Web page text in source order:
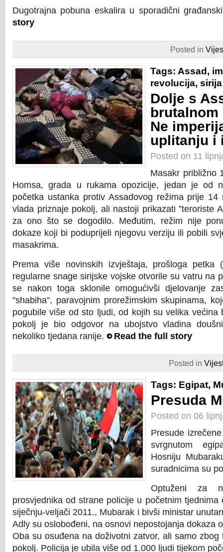
Dugotrajna pobuna eskalira u sporadični
story
Posted in
Tags: Assad ,
revolucija, sirija
Dolje s
Ne
uplitanju i
Posted on 11
Masakr približno
Homsa, grada u rukama opozicije, jedan je od
početka ustanka protiv Assadovog režima prije
vlada priznaje pokolj, ali nastoji prikazati ”teroriste
za ono što se dogodilo. Međutim, režim nije
dokaze koji bi poduprijeli njegovu verziju ili pobili
masakrima.
Prema više novinskih izvještaja, prošloga petka (
regularne snage sirijske vojske otvorile su vatru na
se nakon toga sklonile omogućivši djelovanje
”shabiha”, paravojnim prorežimskim skupinama,
pogubile više od sto ljudi, od kojih su velika većina
pokolj je bio odgovor na ubojstvo vladina
nekoliko tjedana ranije.
Read the full story
Posted in
Tags: Egipat,
Presuda
Posted on 06
Presude
svrgnutom
Hosniju
suradnicima su
Optuženi za
prosvjednika od strane policije u početnim tjednima
siječnju-veljači 2011., Mubarak i bivši ministar
Adly su oslobođeni, na osnovi nepostojanja dokaza
Oba su osuđena na doživotni zatvor, ali samo
pokolj. Policija je ubila više od 1.000 ljudi tijekom